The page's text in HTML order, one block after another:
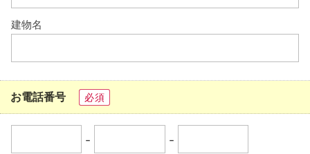
建物名
お電話番号 必須
- -